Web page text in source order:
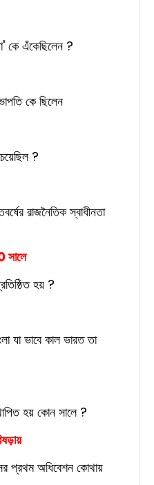
কে এঁকেছিলেন ?
কে ছিলেন
?
রাজনৈতিক স্বাধীনতা
সালে
হয় ?
যা ভাবে কাল ভারত তা
হয় কোন সালে ?
প্রথম অধিবেশন কোথায়